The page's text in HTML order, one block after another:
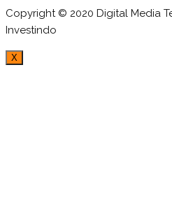
Copyright © 2020 Digital Media
Investindo
Scroll
X